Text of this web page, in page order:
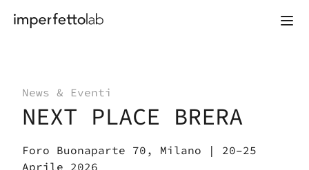
News & Eventi
NEXT PLACE BRERA
Foro Buonaparte 70, Milano | 20–25
Aprile 2026